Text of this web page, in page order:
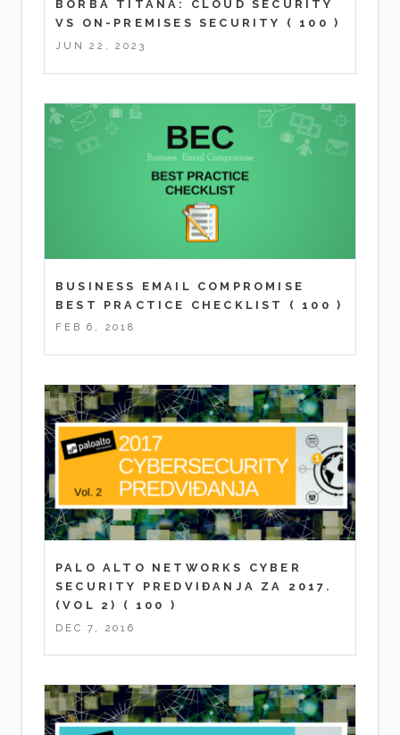
BORBA TITANA: CLOUD SECURITY
VS ON-PREMISES SECURITY
( 100 )
JUN 22, 2023
BUSINESS EMAIL COMPROMISE
BEST PRACTICE CHECKLIST
( 100 )
FEB 6, 2018
PALO ALTO NETWORKS CYBER
SECURITY PREDVIĐANJA ZA 2017.
(VOL 2)
( 100 )
DEC 7, 2016